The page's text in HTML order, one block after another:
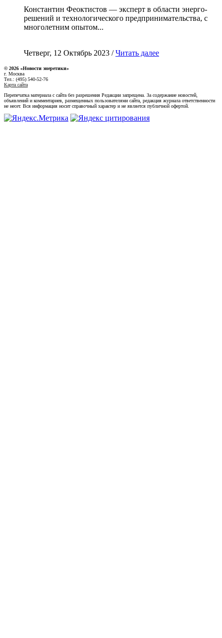
Константин Феоктистов — эксперт в области энерго-
решений и технологического предпринимательства, с
многолетним опытом...
Четверг, 12 Октябрь 2023 /Читать далее
© 2026 «Новости энеретики»
г. Москва
Тел.: (495) 540-52-76
Карта сайта
Перепечатка материала с сайта без разрешения Редакции запрещена. За содержание новостей,
объявлений и комментариев, размещенных пользователями сайта, редакция журнала ответственности
не несет. Вся информация носит справочный характер и не является публичной офертой.